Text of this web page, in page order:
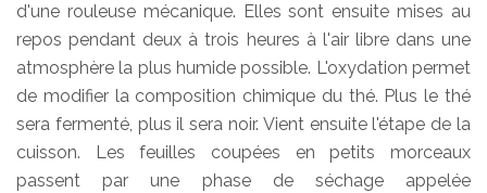
d'une rouleuse mécanique. Elles sont ensuite mises au
repos pendant deux à trois heures à l'air libre dans une
atmosphère la plus humide possible. L'oxydation permet
de modifier la composition chimique du thé. Plus le thé
sera fermenté, plus il sera noir. Vient ensuite l'étape de la
cuisson. Les feuilles coupées en petits morceaux
passent par une phase de séchage appelée